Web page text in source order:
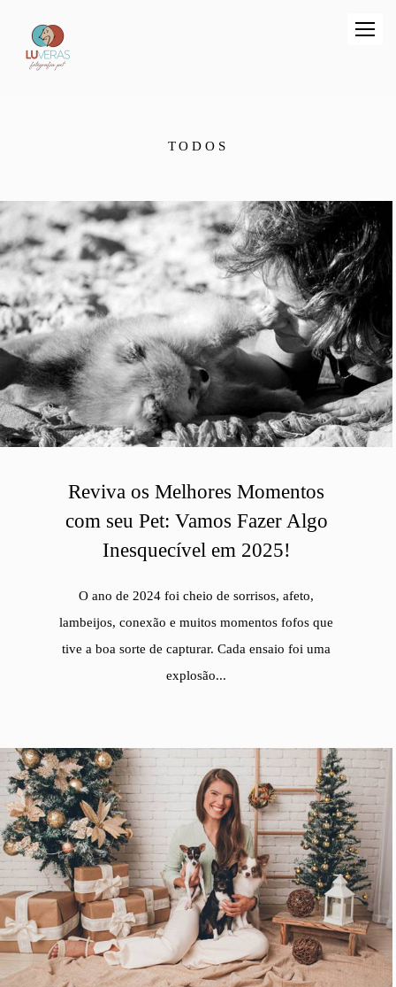
TODOS
Reviva os Melhores Momentos
com seu Pet: Vamos Fazer Algo
Inesquecível em 2025!
O ano de 2024 foi cheio de sorrisos, afeto,
lambeijos, conexão e muitos momentos fofos que
tive a boa sorte de capturar. Cada ensaio foi uma
explosão...